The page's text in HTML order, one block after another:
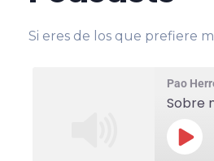
Si eres de los que prefiere
Pao
Sobre